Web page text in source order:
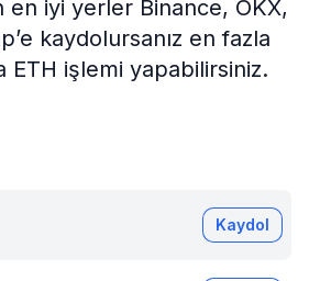
en iyi yerler Binance, OKX,
kaydolursanız en fazla
ETH işlemi yapabilirsiniz.
Kaydol